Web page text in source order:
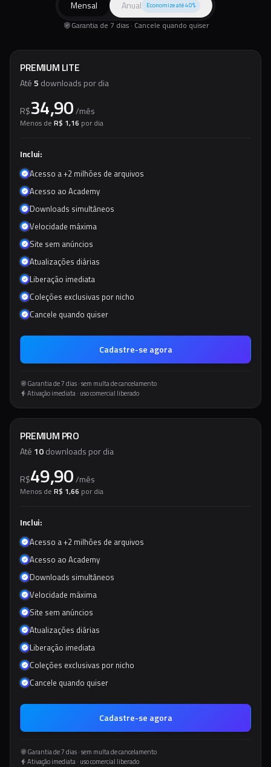
Mensal Anual Economize até 40%
Garantia de 7 dias · Cancele quando quiser
PREMIUM LITE
Até5 downloads por dia
R$34,90 /mês
Menos de R$ 1,16 por dia
Inclui:
Acesso a +2 milhões de arquivos
Acesso ao Academy
Downloads simultâneos
Velocidade máxima
Site sem anúncios
Atualizações diárias
Liberação imediata
Coleções exclusivas por nicho
Cancele quando quiser
Cadastre-se agora
Garantia de 7 dias · sem multa de cancelamento
Ativação imediata · uso comercial liberado
PREMIUM PRO
Até 10downloads por dia
R$49,90 /mês
Menos de R$ 1,66 por dia
Inclui:
Acesso a +2 milhões de arquivos
Acesso ao Academy
Downloads simultâneos
Velocidade máxima
Site sem anúncios
Atualizações diárias
Liberação imediata
Coleções exclusivas por nicho
Cancele quando quiser
Cadastre-se agora
Garantia de 7 dias · sem multa de cancelamento
Ativação imediata · uso comercial liberado